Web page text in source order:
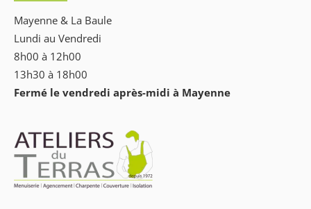
Mayenne & La Baule
Lundi au Vendredi
8h00 à 12h00
13h30 à 18h00
Fermé le vendredi après-midi à Mayenne